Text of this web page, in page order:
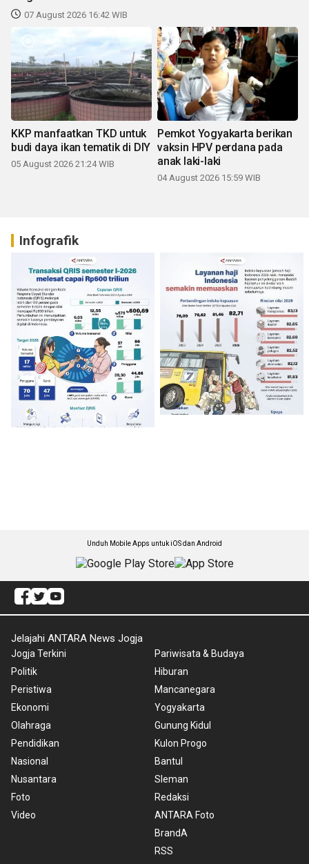
07 August 2026 16:42 WIB
KKP manfaatkan TKD untuk
budi daya ikan tematik di DIY
05 August 2026 21:24 WIB
Pemkot Yogyakarta berikan
vaksin HPV perdana pada
anak laki-laki
04 August 2026 15:59 WIB
Infografik
Unduh Mobile Apps untuk iOS dan Android
Jelajahi ANTARA News Jogja
Jogja Terkini
Politik
Peristiwa
Ekonomi
Olahraga
Pendidikan
Nasional
Nusantara
Foto
Video
Pariwisata & Budaya
Hiburan
Mancanegara
Yogyakarta
Gunung Kidul
Kulon Progo
Bantul
Sleman
Redaksi
ANTARA Foto
BrandA
RSS